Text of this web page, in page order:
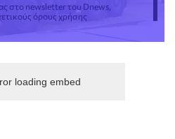
στο newsletter του Dnews,
όρους χρήσης
loading embed